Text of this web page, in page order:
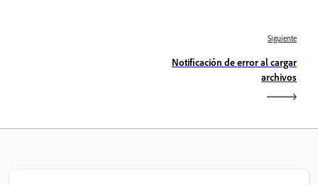
Siguiente
Notificación de error al cargar
archivos